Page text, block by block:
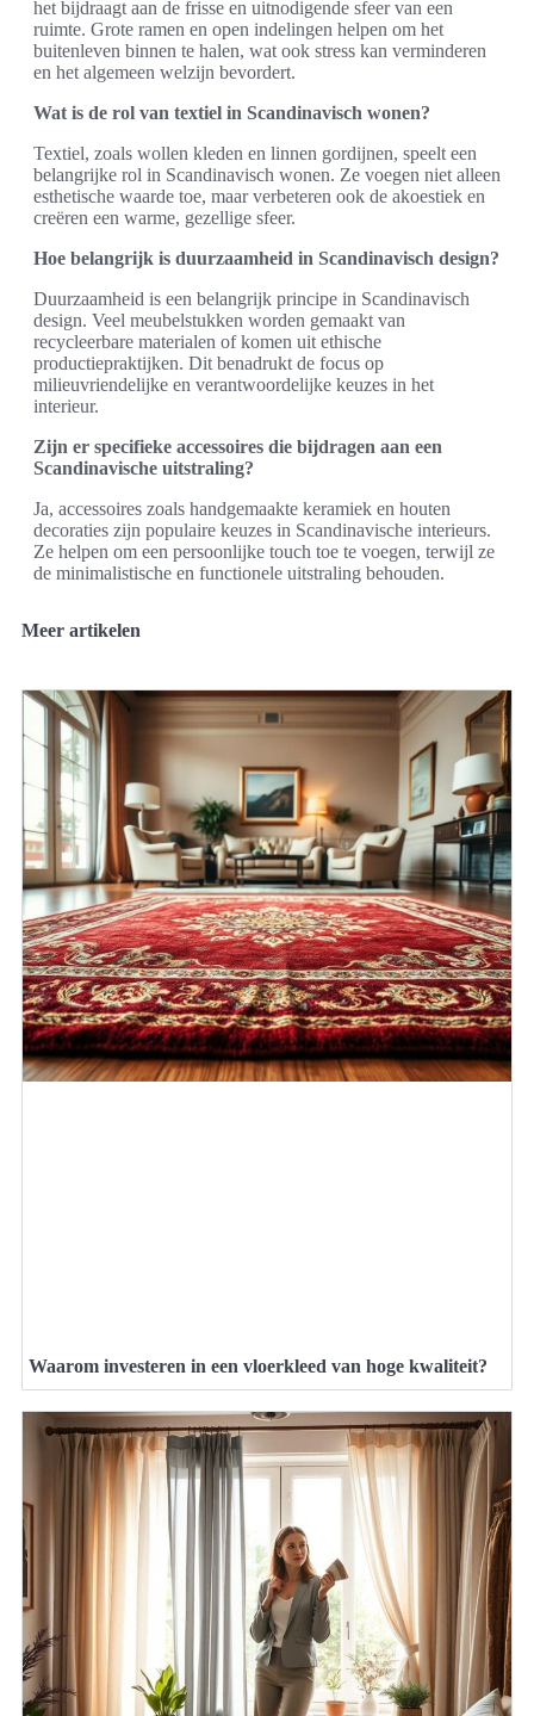
het bijdraagt aan de frisse en uitnodigende sfeer van een
ruimte. Grote ramen en open indelingen helpen om het
buitenleven binnen te halen, wat ook stress kan verminderen
en het algemeen welzijn bevordert.
Wat is de rol van textiel in Scandinavisch wonen?
Textiel, zoals wollen kleden en linnen gordijnen, speelt een
belangrijke rol in Scandinavisch wonen. Ze voegen niet alleen
esthetische waarde toe, maar verbeteren ook de akoestiek en
creëren een warme, gezellige sfeer.
Hoe belangrijk is duurzaamheid in Scandinavisch design?
Duurzaamheid is een belangrijk principe in Scandinavisch
design. Veel meubelstukken worden gemaakt van
recycleerbare materialen of komen uit ethische
productiepraktijken. Dit benadrukt de focus op
milieuvriendelijke en verantwoordelijke keuzes in het
interieur.
Zijn er specifieke accessoires die bijdragen aan een
Scandinavische uitstraling?
Ja, accessoires zoals handgemaakte keramiek en houten
decoraties zijn populaire keuzes in Scandinavische interieurs.
Ze helpen om een persoonlijke touch toe te voegen, terwijl ze
de minimalistische en functionele uitstraling behouden.
Meer artikelen
Waarom investeren in een vloerkleed van hoge kwaliteit?